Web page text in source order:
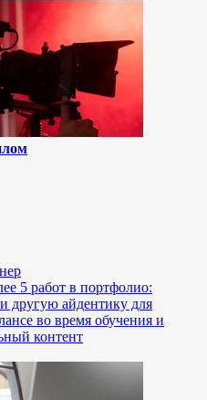
5 работ в портфолио:
другую айдентику для
во время обучения и
контент